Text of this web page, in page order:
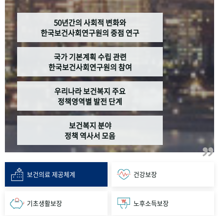
50년간의 사회적 변화와
한국보건사회연구원의 중점 연구
국가 기본계획 수립 관련
한국보건사회연구원의 참여
우리나라 보건복지 주요
정책영역별 발전 단계
보건복지 분야
정책 역사서 모음
보건의료 제공체계 건강보장
기초생활보장 노후소득보장